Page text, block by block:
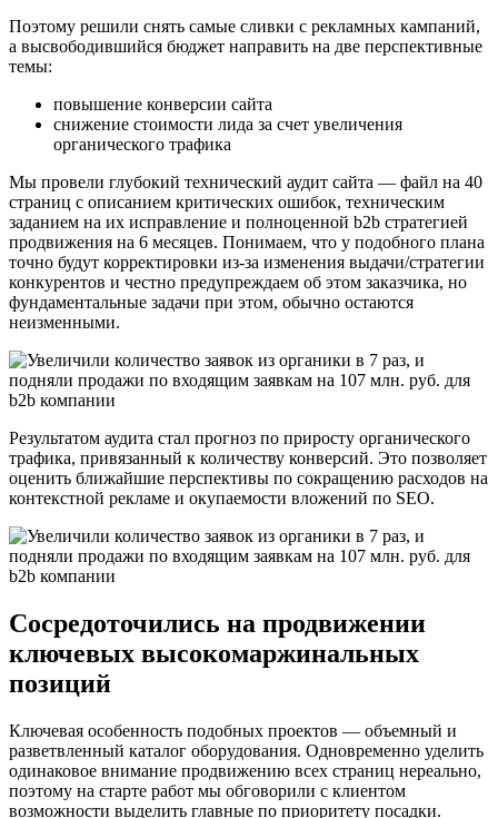
Поэтому решили снять самые сливки с рекламных кампаний,
а высвободившийся бюджет направить на две перспективные
темы:
повышение конверсии сайта
снижение стоимости лида за счет увеличения
органического трафика
Мы провели глубокий технический аудит сайта — файл на 40
страниц с описанием критических ошибок, техническим
заданием на их исправление и полноценной b2b стратегией
продвижения на 6 месяцев. Понимаем, что у подобного плана
точно будут корректировки из-за изменения выдачи/стратегии
конкурентов и честно предупреждаем об этом заказчика, но
фундаментальные задачи при этом, обычно остаются
неизменными.
Результатом аудита стал прогноз по приросту органического
трафика, привязанный к количеству конверсий. Это позволяет
оценить ближайшие перспективы по сокращению расходов на
контекстной рекламе и окупаемости вложений по SEO.
Сосредоточились на продвижении
ключевых высокомаржинальных
позиций
Ключевая особенность подобных проектов — объемный и
разветвленный каталог оборудования. Одновременно уделить
одинаковое внимание продвижению всех страниц нереально,
поэтому на старте работ мы обговорили с клиентом
возможности выделить главные по приоритету посадки.